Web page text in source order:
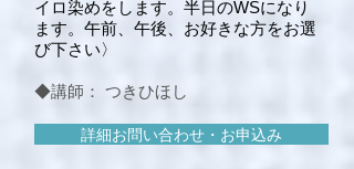
イロ染めをします。半日のWSになり
ます。午前、午後、お好きな方をお選
び下さい〉
◆講師： つきひほし
詳細お問い合わせ・お申込み